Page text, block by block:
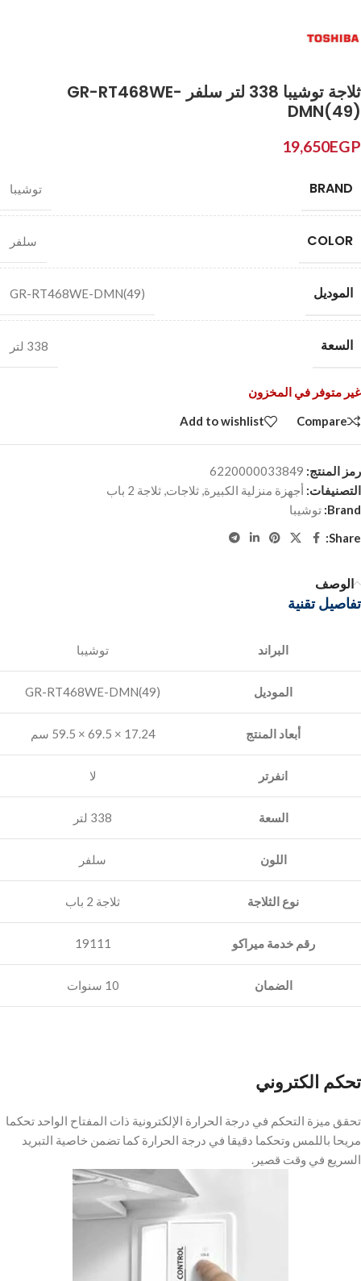
ثلاجة توشيبا 338 لتر سلفر GR-RT468WE-
DMN(49)
19,650EGP
BRAND توشيبا
COLOR سلفر
الموديل GR-RT468WE-DMN(49)
السعة 338 لتر
غير متوفر في المخزون
Compare
Add to wishlist
رمز المنتج: 6220000033849
التصنيفات: أجهزة منزلية الكبيرة, ثلاجات, ثلاجة 2 باب
Brand: توشيبا
Share:
الوصف
تفاصيل تقنية
البراند
الموديل ‎GR-RT468WE-DMN(49)
أبعاد المنتج 17.24 × 69.5 × 59.5 سم
انفرتر
السعة ‎338 لتر
اللون سلفر
نوع الثلاجة
رقم خدمة ميراكو 19111
الضمان 10 سنوات
تحكم الكتروني
تحقق ميزة التحكم في درجة الحرارة الإلكترونية ذات المفتاح الواحد تحكما
مريحا باللمس وتحكما دقيقا في درجة الحرارة كما تضمن خاصية التبريد
السريع في وقت قصير.